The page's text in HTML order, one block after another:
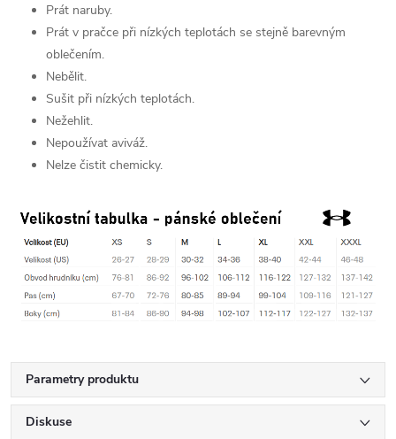
Prát naruby.
Prát v pračce při nízkých teplotách se stejně barevným
oblečením.
Nebělit.
Sušit při nízkých teplotách.
Nežehlit.
Nepoužívat aviváž.
Nelze čistit chemicky.
Parametry produktu
Diskuse